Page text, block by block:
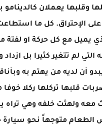
وقلبها يعملان كالدينامو
الإحتراق. كل ما
يميل مع كل حركة او لفتة
لم تتغير كثيرا بل
أن لديه من يهتم به
قلبها تركلها ركلا خوفا
معه ولهثت خلفه وهي تراه
الطعام متوجهاً نحو سيارة